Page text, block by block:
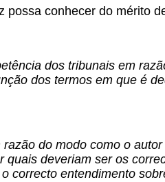
possa conhecer do mérito
dos tribunais em
dos termos em que é
do modo como o
deveriam ser os
correcto entendimento